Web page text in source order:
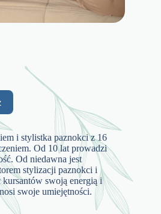
i stylistka paznokci z 16
Od 10 lat prowadzi
Od niedawna jest
stylizacji paznokci i
kursantów swoją energią i
swoje umiejętności.